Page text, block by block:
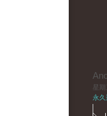
星
永久